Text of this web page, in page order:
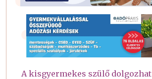
A kisgyermekes szülő dolgozhat